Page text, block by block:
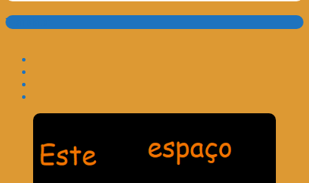
Translate: